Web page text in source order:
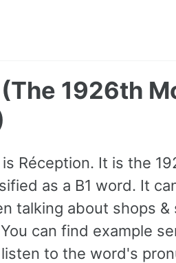
1926th
Réception. It is the
as a B1 word. It
talking about shops &
can find example
to the word's